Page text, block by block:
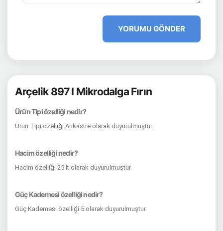
YORUMU GÖNDER
Arçelik 897 I Mikrodalga Fırın
Ürün Tipi özelliği nedir?
Ürün Tipi özelliği Ankastre olarak duyurulmuştur.
Hacim özelliği nedir?
Hacim özelliği 25 lt olarak duyurulmuştur.
Güç Kademesi özelliği nedir?
Güç Kademesi özelliği 5 olarak duyurulmuştur.